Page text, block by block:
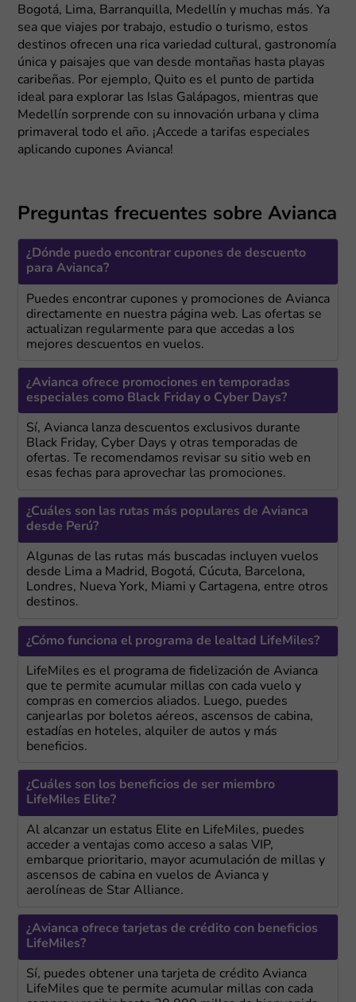
Bogotá, Lima, Barranquilla, Medellín y muchas más. Ya
sea que viajes por trabajo, estudio o turismo, estos
destinos ofrecen una rica variedad cultural, gastronomía
única y paisajes que van desde montañas hasta playas
caribeñas. Por ejemplo, Quito es el punto de partida
ideal para explorar las Islas Galápagos, mientras que
Medellín sorprende con su innovación urbana y clima
primaveral todo el año. ¡Accede a tarifas especiales
aplicando cupones Avianca!
Preguntas frecuentes sobre Avianca
¿Dónde puedo encontrar cupones de descuento
para Avianca?
Puedes encontrar cupones y promociones de Avianca
directamente en nuestra página web. Las ofertas se
actualizan regularmente para que accedas a los
mejores descuentos en vuelos.
¿Avianca ofrece promociones en temporadas
especiales como Black Friday o Cyber Days?
Sí, Avianca lanza descuentos exclusivos durante
Black Friday, Cyber Days y otras temporadas de
ofertas. Te recomendamos revisar su sitio web en
esas fechas para aprovechar las promociones.
¿Cuáles son las rutas más populares de Avianca
desde Perú?
Algunas de las rutas más buscadas incluyen vuelos
desde Lima a Madrid, Bogotá, Cúcuta, Barcelona,
Londres, Nueva York, Miami y Cartagena, entre otros
destinos.
¿Cómo funciona el programa de lealtad LifeMiles?
LifeMiles es el programa de fidelización de Avianca
que te permite acumular millas con cada vuelo y
compras en comercios aliados. Luego, puedes
canjearlas por boletos aéreos, ascensos de cabina,
estadías en hoteles, alquiler de autos y más
beneficios.
¿Cuáles son los beneficios de ser miembro
LifeMiles Elite?
Al alcanzar un estatus Elite en LifeMiles, puedes
acceder a ventajas como acceso a salas VIP,
embarque prioritario, mayor acumulación de millas y
ascensos de cabina en vuelos de Avianca y
aerolíneas de Star Alliance.
¿Avianca ofrece tarjetas de crédito con beneficios
LifeMiles?
Sí, puedes obtener una tarjeta de crédito Avianca
LifeMiles que te permite acumular millas con cada